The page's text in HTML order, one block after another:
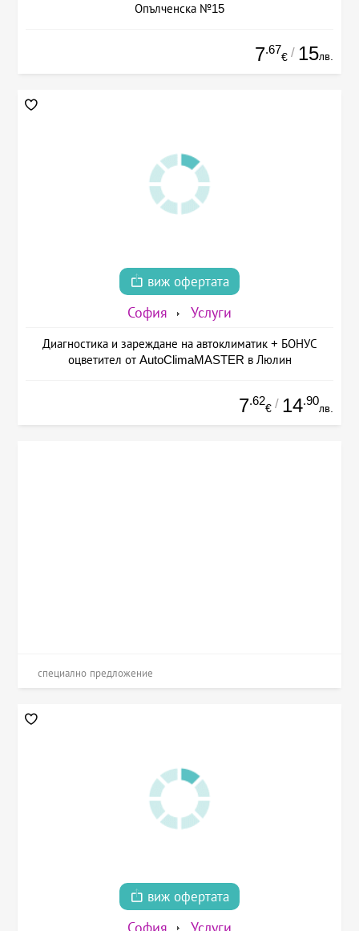
Опълченска №15
7.67
€ / 15лв.
виж офертата
София Услуги
Диагностика и зареждане на автоклиматик + БОНУС
оцветител от AutoClimaMASTER в Люлин
7.62
€ / 14.90
лв.
специално предложение
виж офертата